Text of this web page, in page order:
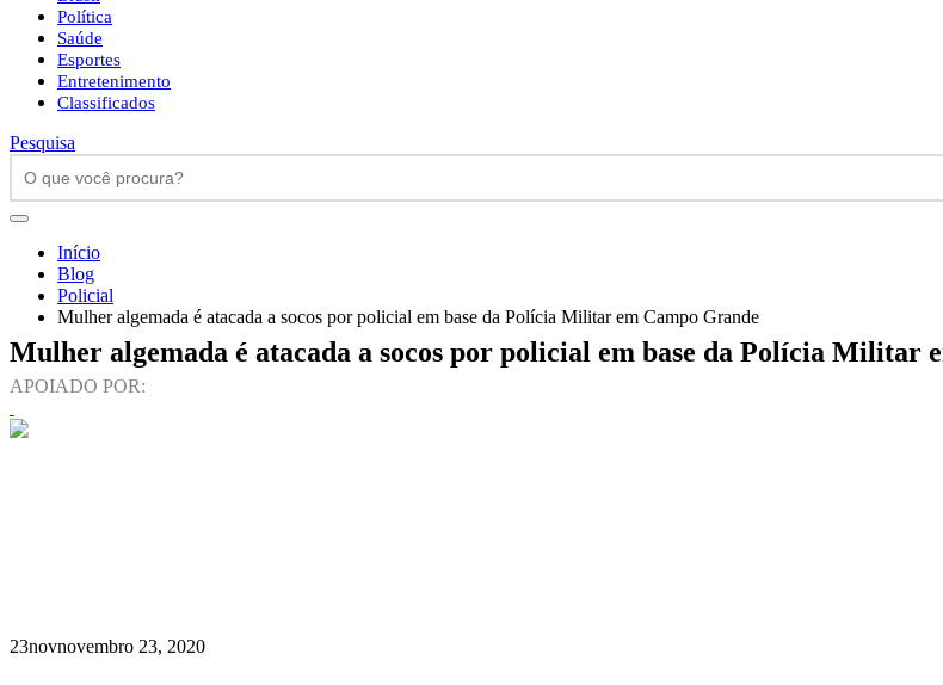
Política
Saúde
Esportes
Entretenimento
Classificados
Pesquisa
Início
Blog
Policial
Mulher algemada é atacada a socos por policial em base da Polícia Militar em Campo Grande
Mulher algemada é atacada a socos por policial em base da Polícia Militar
APOIADO POR:
23novnovembro 23, 2020